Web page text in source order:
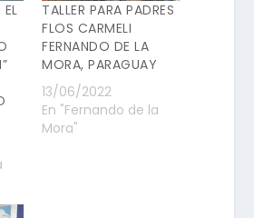
TALLER PARA PADRES
FLOS CARMELI
FERNANDO DE LA
MORA, PARAGUAY
13/06/2022
En "Fernando de la
Mora"